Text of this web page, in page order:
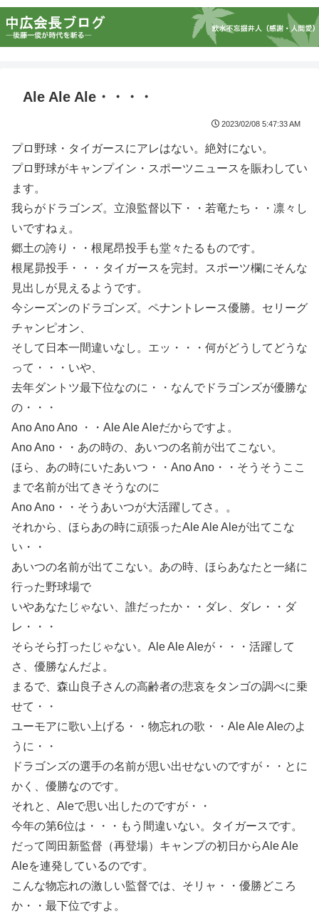
Ale Ale Ale・・・・
2023/02/08 5:47:33 AM
プロ野球・タイガースにアレはない。絶対にない。
プロ野球がキャンプイン・スポーツニュースを賑わしてい
ます。
我らがドラゴンズ。立浪監督以下・・若竜たち・・凛々し
いですねぇ。
郷土の誇り・・根尾昂投手も堂々たるものです。
根尾昴投手・・・タイガースを完封。スポーツ欄にそんな
見出しが見えるようです。
今シーズンのドラゴンズ。ペナントレース優勝。セリーグ
チャンピオン、
そして日本一間違いなし。エッ・・・何がどうしてどうな
って・・・いや、
去年ダントツ最下位なのに・・なんでドラゴンズが優勝な
の・・・
Ano Ano Ano ・・Ale Ale Aleだからですよ。
Ano Ano・・あの時の、あいつの名前が出てこない。
ほら、あの時にいたあいつ・・Ano Ano・・そうそうここ
まで名前が出てきそうなのに
Ano Ano・・そうあいつが大活躍してさ。。
それから、ほらあの時に頑張ったAle Ale Aleが出てこな
い・・
あいつの名前が出てこない。あの時、ほらあなたと一緒に
行った野球場で
いやあなたじゃない、誰だったか・・ダレ、ダレ・・ダ
レ・・・
そらそら打ったじゃない。Ale Ale Aleが・・・活躍して
さ、優勝なんだよ。
まるで、森山良子さんの高齢者の悲哀をタンゴの調べに乗
せて・・
ユーモアに歌い上げる・・物忘れの歌・・Ale Ale Aleのよ
うに・・
ドラゴンズの選手の名前が思い出せないのですが・・とに
かく、優勝なのです。
それと、Aleで思い出したのですが・・
今年の第6位は・・・もう間違いない。タイガースです。
だって岡田新監督（再登場）キャンプの初日からAle Ale
Aleを連発しているのです。
こんな物忘れの激しい監督では、そリャ・・優勝どころ
か・・最下位ですよ。